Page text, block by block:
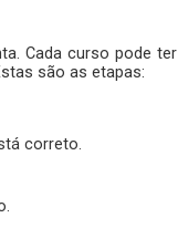
Cada curso pode ter
são as etapas:
correto.